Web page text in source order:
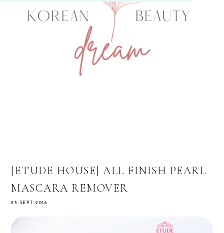
[ETUDE HOUSE] ALL FINISH PEARL
MASCARA REMOVER
23 SEPT 2016